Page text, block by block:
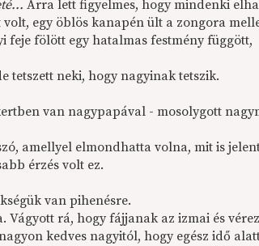
Arra lett figyelmes, hogy mindenki
egy öblös kanapén ült a zongora
feje fölött egy hatalmas festmény függött,
tetszett neki, hogy nagyinak tetszik.
van nagypapával - mosolygott
amellyel elmondhatta volna, mit is
érzés volt ez.
van pihenésre.
rá, hogy fájjanak az izmai és
kedves nagyitól, hogy egész idő